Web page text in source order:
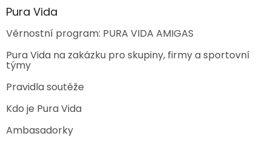
Pura Vida
Věrnostní program: PURA VIDA AMIGAS
Pura Vida na zakázku pro skupiny, firmy a sportovní
týmy
Pravidla soutěže
Kdo je Pura Vida
Ambasadorky